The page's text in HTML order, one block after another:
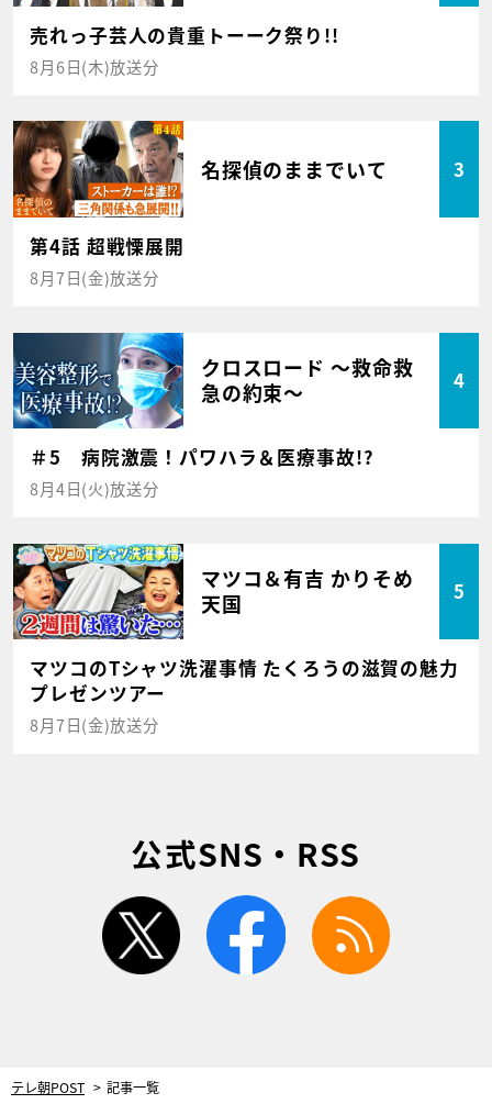
売れっ子芸人の貴重トーーク祭り!!
8月6日(木)放送分
名探偵のままでいて 3
第4話 超戦慄展開
8月7日(金)放送分
クロスロード ～救命救
急の約束～
4
＃5 病院激震！パワハラ＆医療事故!?
8月4日(火)放送分
マツコ＆有吉 かりそめ
天国
5
マツコのTシャツ洗濯事情 たくろうの滋賀の魅力
プレゼンツアー
8月7日(金)放送分
公式SNS・RSS
twitter facebook
テレ朝POST 記事一覧